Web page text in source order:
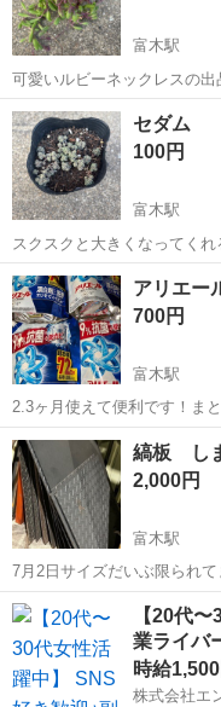
富木駅
可愛いルビーネックレスの出品です♪ どんどん増えて
てがいがありますよ♪ 根っこ
物に興味がある方いかがでし
大阪 高石市 富木駅
セダム
100円
富木駅
スクスクと大きくなってく
鉢に植え替えて成長を見守るのも◯ 育てやすいセダム
たい方いかがでしょうか？？ ※スクスクと大きくなっております。お
写真よりも増えておりますの
大阪 高石市 富木駅
アリエー
700円
富木駅
2.3ヶ月使えて便利です！ま
大阪 堺市 富木駅
縞板 し
2,000円
富木駅
7月2日サイズだいぶ限られてますが
みはバラバラです！ 一度問い合わせくだ
で 簡単な加工なら+500円でします！ 縞のないものも
水蓋や雨水...
大阪 富木駅
【20代
業ライバ
時給1,500
株式会社エ